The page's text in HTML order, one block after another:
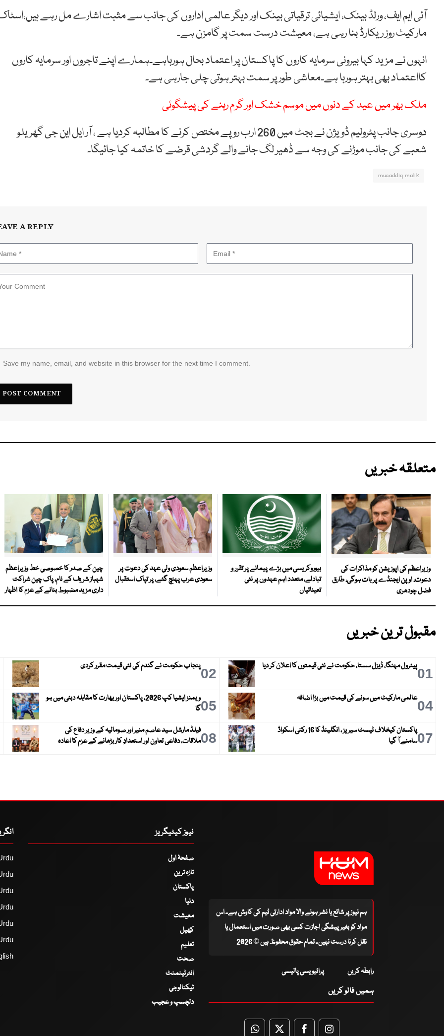
آئی ایم ایف، ورلڈ بینک، ایشیائی ترقیاتی بینک اور دیگر عالمی اداروں کی جانب سے مثبت اشارے مل رہے
مارکیٹ روز ریکارڈ بنا رہی ہے، معیشت درست سمت پر گامزن ہے۔
انہوں نے مزید کہا بیرونی سرمایہ کاروں کا پاکستان پر اعتماد بحال ہورہاہے۔ہمارے اپنے تاجروں اور سرمایہ کاروں
کااعتماد بھی بہتر ہورہا ہے۔معاشی طور پر سمت بہتر ہوتی چلی جارہی ہے۔
ملک بھر میں عید کے دنوں میں موسم خشک اور گرم رہنے کی پیشگوئی
دوسری جانب پٹرولیم ڈویژن نے بجٹ میں 260 ارب روپے مختص کرنے کا مطالبہ کردیا ہے ، آر ایل این جی گھریلو
شعبے کی جانب موڑنے کی وجہ سے ڈھیر لگ جانے والے گردشی قرضے کا خاتمہ کیا جائیگا۔
musaddiq malik
A REPLY
Save my name, email, and website in this browser for the next time I comment.
متعلقہ خبریں
وزیراعظم کی اپوزیشن کو مذاکرات کی
دعوت، اوپن ایجنڈے پر بات ہوگی، طارق
فضل چودھری
بیوروکریسی میں بڑے پیمانے پر تقرر و
تبادلے، متعدد اہم عہدوں پر نئی
تعیناتیاں
وزیراعظم سعودی ولی عہد کی دعوت پر
سعودی عرب پہنچ گئے، پر تپاک استقبال
چین کے صدر کا خصوصی خط وزیراعظم
شہباز شریف کے نام، پاک چین شراکت
داری مزید مضبوط بنانے کے عزم کا اظہار
مقبول ترین خبریں
01پیٹرول مہنگا، ڈیزل سستا، حکومت نے نئی قیمتوں کا اعلان کر دیا 02پنجاب حکومت نے گندم کی نئی قیمت مقرر کردی
04عالمی مارکیٹ میں سونے کی قیمت میں بڑا اضافہ 05
ویمنز ایشیا کپ 2026، پاکستان اور بھارت کا مقابلہ دبئی میں ہو
گا
07
پاکستان کیخلاف ٹیسٹ سیریز ، انگلینڈ کا 16 رکنی اسکواڈ
سامنے آ گیا
08فیلڈ مارشل سید عاصم منیر اور صومالیہ کے وزیر دفاع کی
ملاقات، دفاعی تعاون اور استعدادِ کار بڑھانے کے عزم کا اعادہ
ہم نیوز پر شائع یا نشر ہونے والا مواد ادارتی ٹیم کی کاوش ہے۔ اس
مواد کو بغیر پیشگی اجازت کسی بھی صورت میں استعمال یا
نقل کرنا درست نہیں۔ تمام حقوق محفوظ ہیں © 2026
رابطہ کریں پرائیویسی پالیسی
ہمیں فالو کریں
نیوز کیٹیگریز
صفحۂ اول
تازہ ترین
پاکستان
دنیا
معیشت
کھیل
تعلیم
صحت
انٹرٹینمنٹ
ٹیکنالوجی
دلچسپ و عجیب